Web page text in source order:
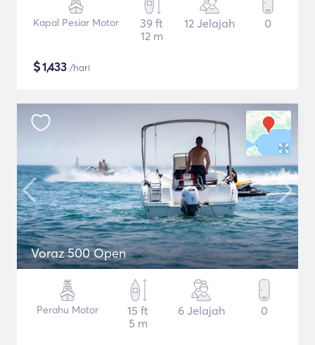
Kapal Pesiar Motor
39 ft
12 m
12 Jelajah 0
$1,433 /hari
Voraz 500 Open
Perahu Motor
15 ft
5 m
6 Jelajah 0